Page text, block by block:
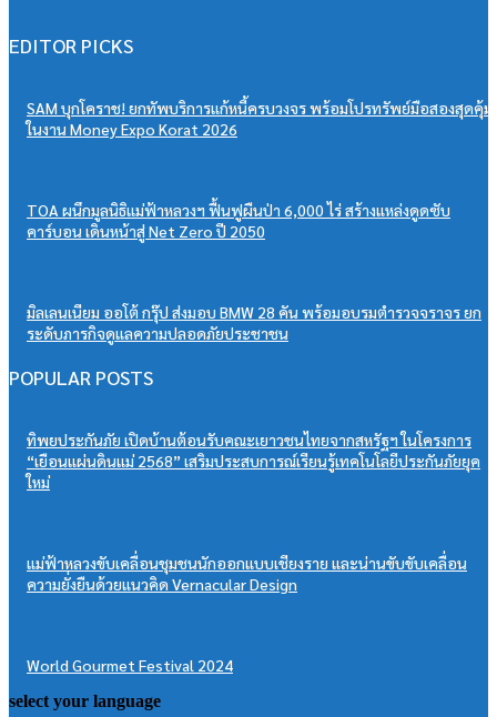
EDITOR PICKS
SAM บุกโคราช! ยกทัพบริการแก้หนี้ครบวงจร พร้อมโปรทรัพย์มือสองสุดคุ้ม
ในงาน Money Expo Korat 2026
TOA ผนึกมูลนิธิแม่ฟ้าหลวงฯ ฟื้นฟูผืนป่า 6,000 ไร่ สร้างแหล่งดูดซับ
คาร์บอน เดินหน้าสู่ Net Zero ปี 2050
มิลเลนเนียม ออโต้ กรุ๊ป ส่งมอบ BMW 28 คัน พร้อมอบรมตำรวจจราจร ยก
ระดับภารกิจดูแลความปลอดภัยประชาชน
POPULAR POSTS
ทิพยประกันภัย เปิดบ้านต้อนรับคณะเยาวชนไทยจากสหรัฐฯ ในโครงการ
“เยือนแผ่นดินแม่ 2568” เสริมประสบการณ์เรียนรู้เทคโนโลยีประกันภัยยุค
ใหม่
แม่ฟ้าหลวงขับเคลื่อนชุมชนนักออกแบบเชียงราย และน่านขับขับเคลื่อน
ความยั่งยืนด้วยแนวคิด Vernacular Design
World Gourmet Festival 2024
select your language